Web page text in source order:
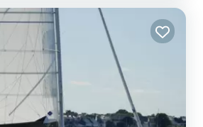
wordt begeleid door een SamBoat-ex...